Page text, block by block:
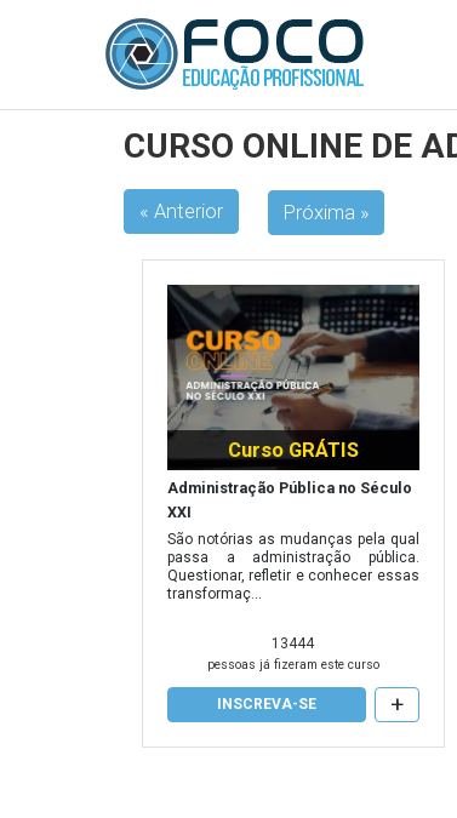
CURSO ONLINE DE
« Anterior Próxima »
Curso GRÁTIS
Administração Pública no Século
XXI
São notórias as mudanças pela qual
passa a administração pública.
Questionar, refletir e conhecer essas
transformaç...
13444
pessoas já fizeram este curso
INSCREVA-SE +